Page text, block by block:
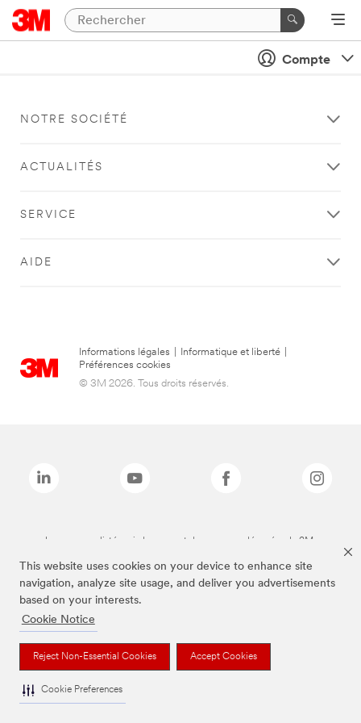
This website uses cookies on your device to enhance site
navigation, analyze site usage, and deliver you advertisements
based on your interests.
Cookie Notice
Reject Non-Essential Cookies Accept Cookies
Cookie Preferences
Compte
NOTRE SOCIÉTÉ
ACTUALITÉS
SERVICE
AIDE
Informations légales Informatique et liberté
Préférences cookies
© 3M 2026. Tous droits réservés.
Les marques listées ci-dessus sont des marques déposées de 3M.